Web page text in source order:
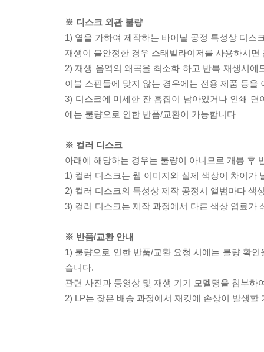
※ 디스크 외관 불량
1) 열을 가하여 제작하는 바이닐 공정 특성상 디스
재생이 불안정한 경우 스태빌라이저를 사용하시
2) 재생 음역의 왜곡을 최소화 하고 반복 재생시
이블 스핀들에 맞지 않는 경우에는 전용 제품 등
3) 디스크에 미세한 잔 흠집이 남아있거나 인쇄
에는 불량으로 인한 반품/교환이 가능합니다
※ 컬러 디스크
아래에 해당하는 경우는 불량이 아니므로 개봉 후
1) 컬러 디스크는 웹 이미지와 실제 색상이 차이가
2) 컬러 디스크의 특성상 제작 공정시 앨범마다 색
3) 컬러 디스크는 제작 과정에서 다른 색상 염료가
※ 반품/교환 안내
1) 불량으로 인한 반품/교환 요청 시에는 불량 확
습니다.
관련 사진과 동영상 및 재생 기기 모델명을 첨부하
2) LP는 잦은 배송 과정에서 재킷에 손상이 발생